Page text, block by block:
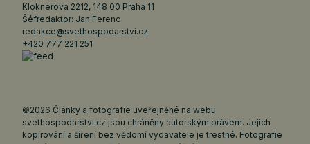
Kloknerova 2212, 148 00 Praha 11
Šéfredaktor: Jan Ferenc
redakce@svethospodarstvi.cz
+420 777 221 251
©2026 Články a fotografie uveřejněné na webu
svethospodarstvi.cz jsou chráněny autorským právem. Jejich
kopírování a šíření bez vědomí vydavatele je trestné. Fotografie